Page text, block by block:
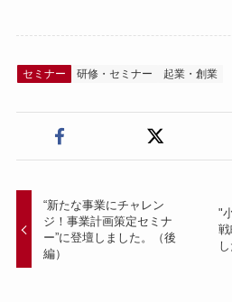
セミナー 研修・セミナー 起業・創業
“新たな事業にチャレン
ジ！事業計画策定セミナ
ー”に登壇しました。（後
編）
"
し